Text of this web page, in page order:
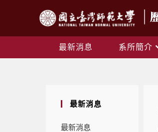
最新消息 系所簡介
最新消息
最新消息